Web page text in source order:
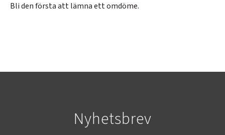
Bli den första att lämna ett omdöme.
Nyhetsbrev